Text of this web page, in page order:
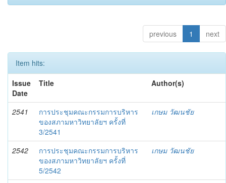
previous 1 next
Item hits:
Issue
Date
Title Author(s)
2541
การประชุมคณะกรรมการบริหาร
ของสภามหาวิทยาลัยฯ ครั้งที่
3/2541
เกษม วัฒนชัย
2542
การประชุมคณะกรรมการบริหาร
ของสภามหาวิทยาลัยฯ ครั้งที่
5/2542
เกษม วัฒนชัย